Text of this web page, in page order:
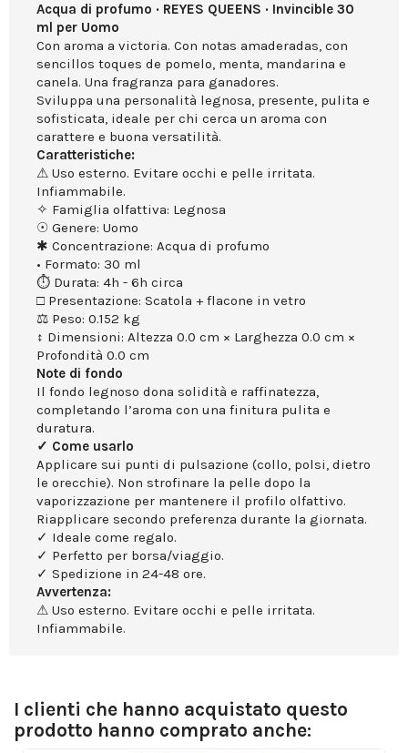
Acqua di profumo · REYES QUEENS · Invincible 30
ml per Uomo
Con aroma a victoria. Con notas amaderadas, con
sencillos toques de pomelo, menta, mandarina e
canela. Una fragranza para ganadores.
Sviluppa una personalità legnosa, presente, pulita e
sofisticata, ideale per chi cerca un aroma con
carattere e buona versatilità.
Caratteristiche:
⚠ Uso esterno. Evitare occhi e pelle irritata.
Infiammabile.
✧ Famiglia olfattiva: Legnosa
☉ Genere: Uomo
✱ Concentrazione: Acqua di profumo
• Formato: 30 ml
⏱ Durata: 4h - 6h circa
□ Presentazione: Scatola + flacone in vetro
⚖ Peso: 0.152 kg
↕ Dimensioni: Altezza 0.0 cm × Larghezza 0.0 cm ×
Profondità 0.0 cm
Note di fondo
Il fondo legnoso dona solidità e raffinatezza,
completando l’aroma con una finitura pulita e
duratura.
✓ Come usarlo
Applicare sui punti di pulsazione (collo, polsi, dietro
le orecchie). Non strofinare la pelle dopo la
vaporizzazione per mantenere il profilo olfattivo.
Riapplicare secondo preferenza durante la giornata.
✓ Ideale come regalo.
✓ Perfetto per borsa/viaggio.
✓ Spedizione in 24-48 ore.
Avvertenza:
⚠ Uso esterno. Evitare occhi e pelle irritata.
Infiammabile.
I clienti che hanno acquistato questo
prodotto hanno comprato anche: